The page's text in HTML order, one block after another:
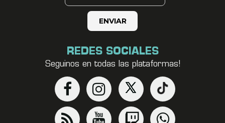
REDES SOCIALES
Seguinos en todas las plataformas!